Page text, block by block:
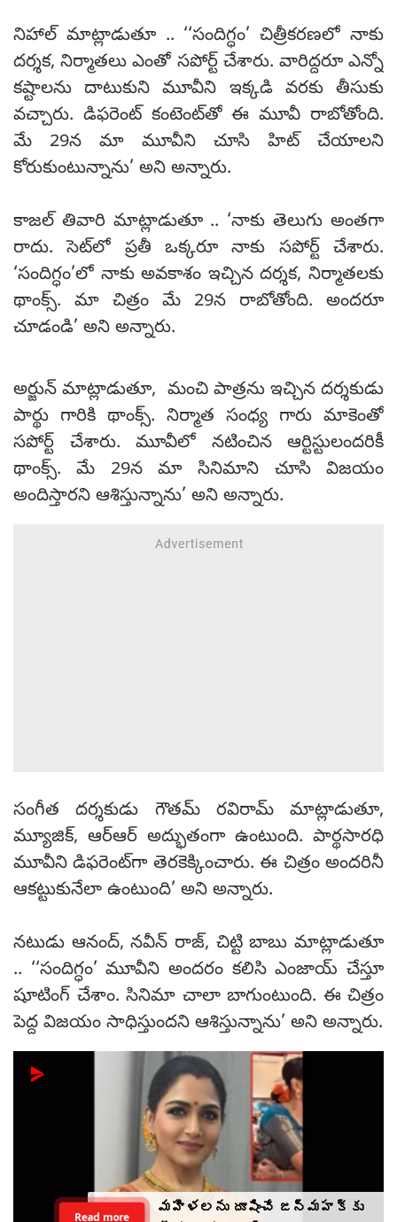
నిహాల్ మాట్లాడుతూ .. ‘‘సందిగ్ధం’ చిత్రీకరణలో నాకు
దర్శక, నిర్మాతలు ఎంతో సపోర్ట్ చేశారు. వారిద్దరూ ఎన్నో
కష్టాలను దాటుకుని మూవీని ఇక్కడి వరకు తీసుకు
వచ్చారు. డిఫరెంట్ కంటెంట్‌తో ఈ మూవీ రాబోతోంది.
మే 29న మా మూవీని చూసి హిట్ చేయాలని
కోరుకుంటున్నాను’ అని అన్నారు.
కాజల్ తివారి మాట్లాడుతూ .. ‘నాకు తెలుగు అంతగా
రాదు. సెట్‌లో ప్రతీ ఒక్కరూ నాకు సపోర్ట్ చేశారు.
‘సందిగ్ధం’లో నాకు అవకాశం ఇచ్చిన దర్శక, నిర్మాతలకు
థాంక్స్. మా చిత్రం మే 29న రాబోతోంది. అందరూ
చూడండి’ అని అన్నారు.
అర్జున్ మాట్లాడుతూ, మంచి పాత్రను ఇచ్చిన దర్శకుడు
పార్థు గారికి థాంక్స్. నిర్మాత సంధ్య గారు మాకెంతో
సపోర్ట్ చేశారు. మూవీలో నటించిన ఆర్టిస్టులందరికీ
థాంక్స్. మే 29న మా సినిమాని చూసి విజయం
అందిస్తారని ఆశిస్తున్నాను’ అని అన్నారు.
సంగీత దర్శకుడు గౌతమ్ రవిరామ్ మాట్లాడుతూ,
మ్యూజిక్, ఆర్ఆర్ అద్భుతంగా ఉంటుంది. పార్థసారధి
మూవీని డిఫరెంట్‌గా తెరకెక్కించారు. ఈ చిత్రం అందరినీ
ఆకట్టుకునేలా ఉంటుంది’ అని అన్నారు.
నటుడు ఆనంద్, నవీన్ రాజ్, చిట్టి బాబు మాట్లాడుతూ
.. ‘‘సందిగ్ధం’ మూవీని అందరం కలిసి ఎంజాయ్ చేస్తూ
షూటింగ్ చేశాం. సినిమా చాలా బాగుంటుంది. ఈ చిత్రం
పెద్ద విజయం సాధిస్తుందని ఆశిస్తున్నాను’ అని అన్నారు.
మహిళలను దూషించే జన్మహక్కు
Read more